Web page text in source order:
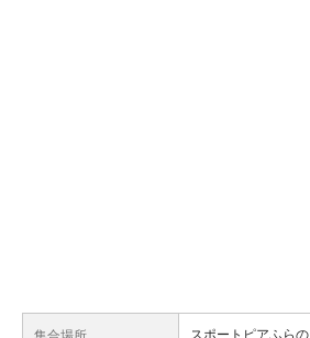
集合場所
スポートピアふらの